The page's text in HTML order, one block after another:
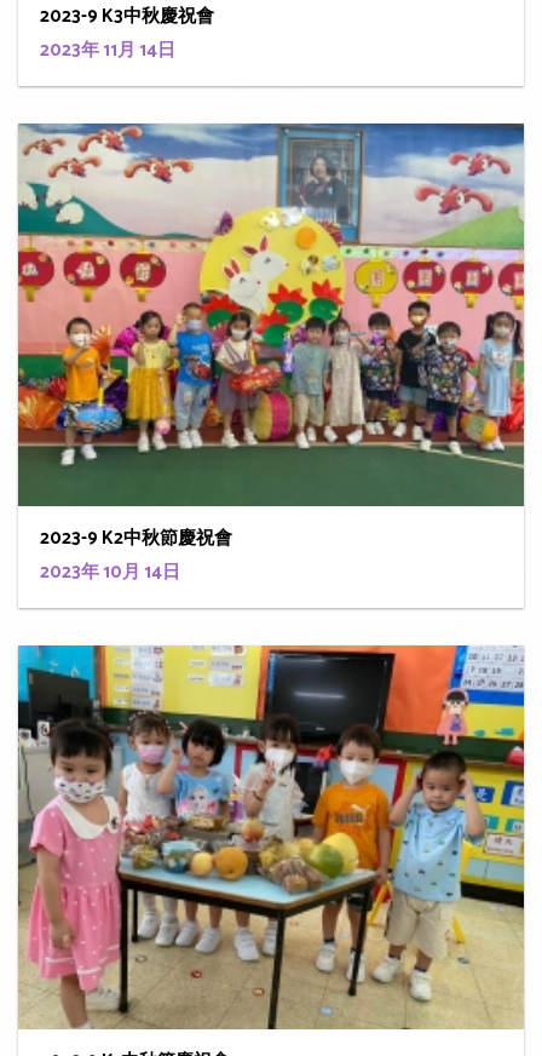
2023-9 K3中秋慶祝會
2023年 11月 14日
2023-9 K2中秋節慶祝會
2023年 10月 14日